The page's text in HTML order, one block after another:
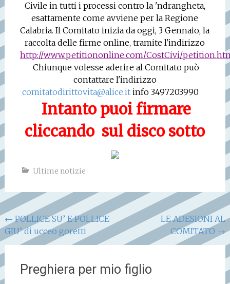
Civile in tutti i processi contro la 'ndrangheta,
esattamente come avviene per la Regione
Calabria. Il Comitato inizia da oggi, 3 Gennaio, la
raccolta delle firme online, tramite l'indirizzo
http://www.petitiononline.com/CostCivi/
Chiunque volesse aderire al Comitato può
contattare l'indirizzo
comitatodirittovita@alice.itinfo 3497203990
Intanto puoi firmare
cliccando sul disco sotto
Ultime notizie
Navigazione
articoli
← POLLICE SU’ E POLLICE
GIU’ di ucceo goretti
LE ADESIONI AL
COMITATO →
Preghiera per mio figlio